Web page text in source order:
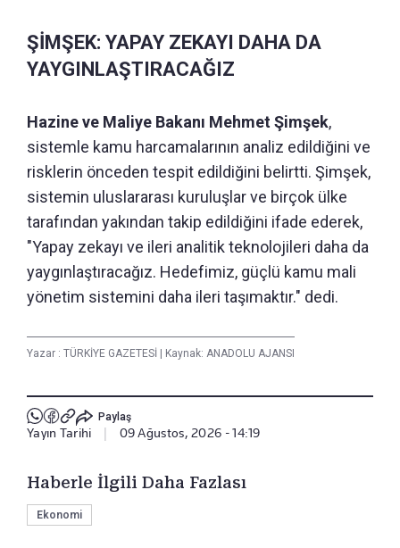
ŞİMŞEK: YAPAY ZEKAYI DAHA DA
YAYGINLAŞTIRACAĞIZ
Hazine ve Maliye Bakanı Mehmet Şimşek,
sistemle kamu harcamalarının analiz edildiğini ve
risklerin önceden tespit edildiğini belirtti. Şimşek,
sistemin uluslararası kuruluşlar ve birçok ülke
tarafından yakından takip edildiğini ifade ederek,
"Yapay zekayı ve ileri analitik teknolojileri daha da
yaygınlaştıracağız. Hedefimiz, güçlü kamu mali
yönetim sistemini daha ileri taşımaktır." dedi.
Yazar : TÜRKİYE GAZETESİ | Kaynak: ANADOLU AJANSI
Paylaş
Yayın Tarihi 09 Ağustos, 2026 - 14:19
Haberle İlgili Daha Fazlası
Ekonomi